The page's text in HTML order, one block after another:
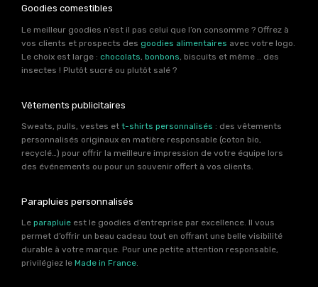
Goodies comestibles
Le meilleur goodies n’est il pas celui que l’on consomme ? Offrez à
vos clients et prospects des goodies alimentaires avec votre logo.
Le choix est large : chocolats bonbons , biscuits et même .. des
insectes ! Plutôt sucré ou plutôt salé ?
Vêtements publicitaires
Sweats, pulls, vestes et t-shirts personnalisés : des vêtements
personnalisés originaux en matière responsable (coton bio,
recyclé…) pour offrir la meilleure impression de votre équipe lors
des événements ou pour un souvenir offert à vos clients.
Parapluies personnalisés
Le parapluie est le goodies d’entreprise par excellence. Il vous
permet d’offrir un beau cadeau tout en offrant une belle visibilité
durable à votre marque. Pour une petite attention responsable,
privilégiez le Made in France.